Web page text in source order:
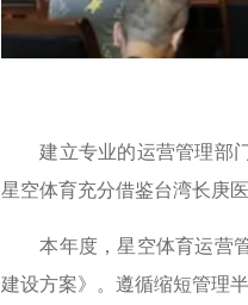
建立专业的运营管理部门
星空体育充分借鉴台湾长庚
本年度，星空体育运营管
建设方案》。遵循缩短管理